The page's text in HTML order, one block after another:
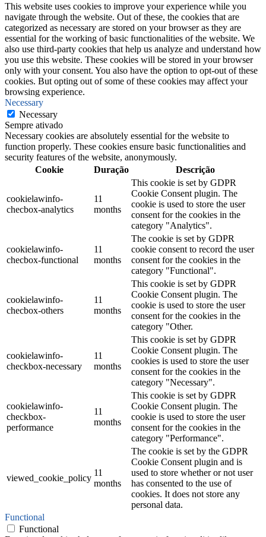
This website uses cookies to improve your experience while you
navigate through the website. Out of these, the cookies that are
categorized as necessary are stored on your browser as they are
essential for the working of basic functionalities of the website. We
also use third-party cookies that help us analyze and understand how
you use this website. These cookies will be stored in your browser
only with your consent. You also have the option to opt-out of these
cookies. But opting out of some of these cookies may affect your
browsing experience.
Necessary
Necessary
Sempre ativado
Necessary cookies are absolutely essential for the website to
function properly. These cookies ensure basic functionalities and
security features of the website, anonymously.
Cookie
Duração Descrição
cookielawinfo-
checbox-analytics
11
months
This cookie is set by GDPR
Cookie Consent plugin. The
cookie is used to store the user
consent for the cookies in the
category "Analytics".
cookielawinfo-
checbox-functional
11
months
The cookie is set by GDPR
cookie consent to record the user
consent for the cookies in the
category "Functional".
cookielawinfo-
checbox-others
11
months
This cookie is set by GDPR
Cookie Consent plugin. The
cookie is used to store the user
consent for the cookies in the
category "Other.
cookielawinfo-
checkbox-necessary
11
months
This cookie is set by GDPR
Cookie Consent plugin. The
cookies is used to store the user
consent for the cookies in the
category "Necessary".
cookielawinfo-
checkbox-
performance
11
months
This cookie is set by GDPR
Cookie Consent plugin. The
cookie is used to store the user
consent for the cookies in the
category "Performance".
viewed_cookie_policy
11
months
The cookie is set by the GDPR
Cookie Consent plugin and is
used to store whether or not user
has consented to the use of
cookies. It does not store any
personal data.
Functional
Functional